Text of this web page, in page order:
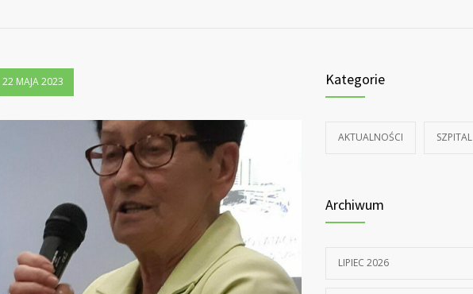
22 MAJA 2023 Kategorie
AKTUALNOŚCI SZPITAL
Archiwum
LIPIEC 2026